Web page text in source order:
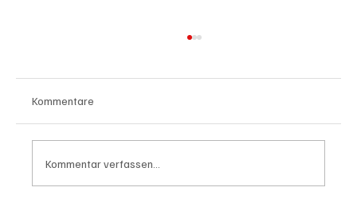
Kommentare
Kommentar verfassen...